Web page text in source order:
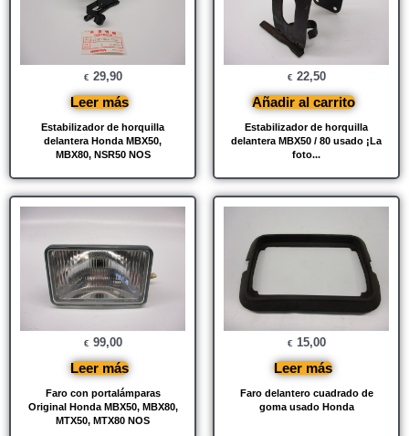
Estabilizador de horquilla
delantera Honda MBX50,
MBX80, NSR50 NOS
€ 29,90
Leer más
Estabilizador de horquilla
delantera MBX50 / 80 usado ¡La
foto...
€ 22,50
Añadir al carrito
Faro con portalámparas
Original Honda MBX50, MBX80,
MTX50, MTX80 NOS
€ 99,00
Leer más
Faro delantero cuadrado de
goma usado Honda
€ 15,00
Leer más